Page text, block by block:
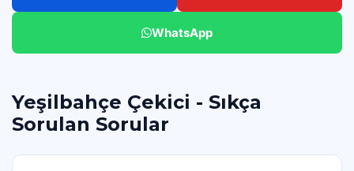
WhatsApp
Yeşilbahçe Çekici - Sıkça
Sorulan Sorular